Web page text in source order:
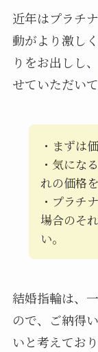
近年はプラチ
動がより激し
りをお出しし、
せていただい
・まずは
・気にな
れの価格
・プラチ
場合のそ
い。
結婚指輪は、
ので、ご納得
いと考えており